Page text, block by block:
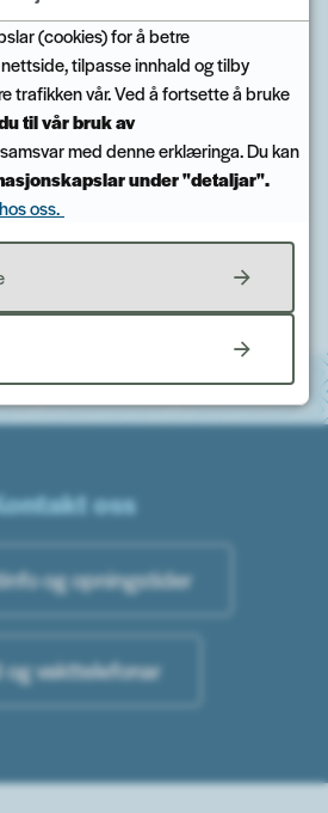
det du leita etter?
Nei
Til toppen
oss
og opningstider
vakttelefonar
(cookies) for å betre
tilpasse innhald og tilby
trafikken vår. Ved å fortsette å bruke
til vår bruk av
med denne erklæringa. Du kan
under "detaljar".
oss.